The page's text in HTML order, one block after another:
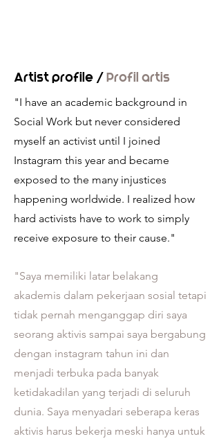
Artist profile /Profil artis
"I have an academic background in
Social Work but never considered
myself an activist until I joined
Instagram this year and became
exposed to the many injustices
happening worldwide. I realized how
hard activists have to work to simply
receive exposure to their cause."
"Saya memiliki latar belakang
akademis dalam pekerjaan sosial tetapi
tidak pernah menganggap diri saya
seorang aktivis sampai saya bergabung
dengan instagram tahun ini dan
menjadi terbuka pada banyak
ketidakadilan yang terjadi di seluruh
dunia. Saya menyadari seberapa keras
aktivis harus bekerja meski hanya untuk